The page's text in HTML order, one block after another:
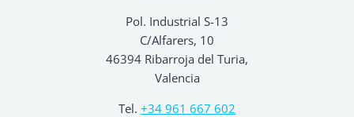
Pol. Industrial S-13
C/Alfarers, 10
46394 Ribarroja del Turia,
Valencia
Tel. +34 961 667 602